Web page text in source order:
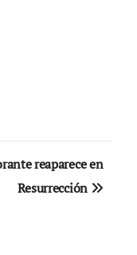
reaparece en
Resurrección